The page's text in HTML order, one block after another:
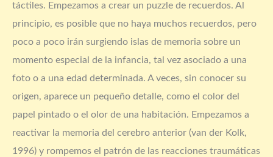
táctiles. Empezamos a crear un puzzle de recuerdos. Al
principio, es posible que no haya muchos recuerdos, pero
poco a poco irán surgiendo islas de memoria sobre un
momento especial de la infancia, tal vez asociado a una
foto o a una edad determinada. A veces, sin conocer su
origen, aparece un pequeño detalle, como el color del
papel pintado o el olor de una habitación. Empezamos a
reactivar la memoria del cerebro anterior (van der Kolk,
1996) y rompemos el patrón de las reacciones traumáticas